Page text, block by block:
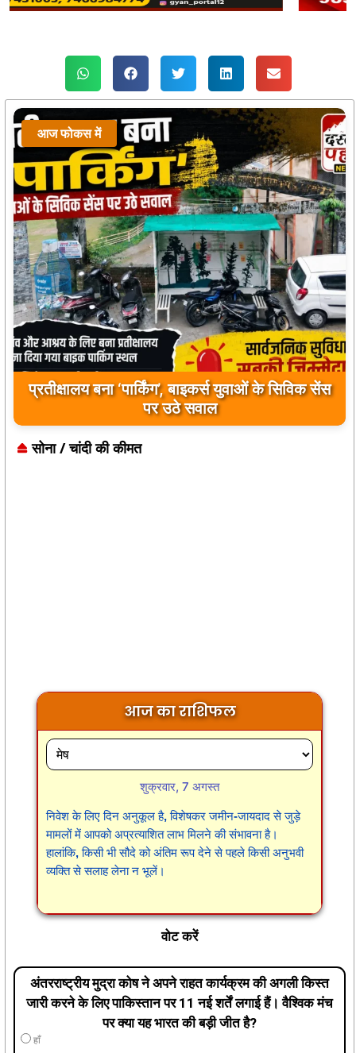
आज फोकस में
प्रतीक्षालय बना ‘पार्किंग’, बाइकर्स युवाओं के सिविक सेंस
पर उठे सवाल
सोना / चांदी की कीमत
आज का राशिफल
शुक्रवार, 7 अगस्त
निवेश के लिए दिन अनुकूल है, विशेषकर जमीन-जायदाद से जुड़े
मामलों में आपको अप्रत्याशित लाभ मिलने की संभावना है।
हालांकि, किसी भी सौदे को अंतिम रूप देने से पहले किसी अनुभवी
व्यक्ति से सलाह लेना न भूलें।
वोट करें
अंतरराष्ट्रीय मुद्रा कोष ने अपने राहत कार्यक्रम की अगली किस्त
जारी करने के लिए पाकिस्तान पर 11 नई शर्तें लगाई हैं। वैश्विक मंच
पर क्या यह भारत की बड़ी जीत है?
हाँ